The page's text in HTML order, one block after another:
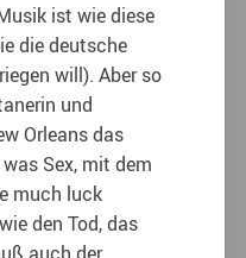
ist wie diese
die deutsche
will). Aber so
und
Orleans das
Sex, mit dem
much luck
den Tod, das